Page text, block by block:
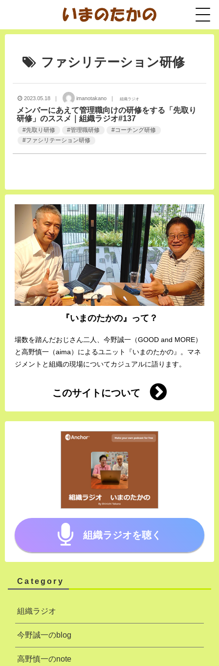
ファシリテーション研修
2023.05.18 ｜ imanotakano ｜ 組織ラジオ
メンバーにあえて管理職向けの研修をする「先取り
研修」のススメ｜組織ラジオ#137
#先取り研修 #管理職研修 #コーチング研修
#ファシリテーション研修
『いまのたかの』って？
場数を踏んだおじさん二人、今野誠一（GOOD and MORE）
と高野慎一（aima）によるユニット『いまのたかの』。マネ
ジメントと組織の現場についてカジュアルに語ります。
このサイトについて
組織ラジオを聴く
Category
組織ラジオ
今野誠一のblog
高野慎一のnote